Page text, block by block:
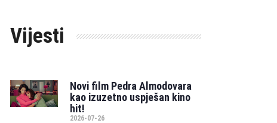
Vijesti
Novi film Pedra Almodovara
kao izuzetno uspješan kino
hit!
2026-07-26